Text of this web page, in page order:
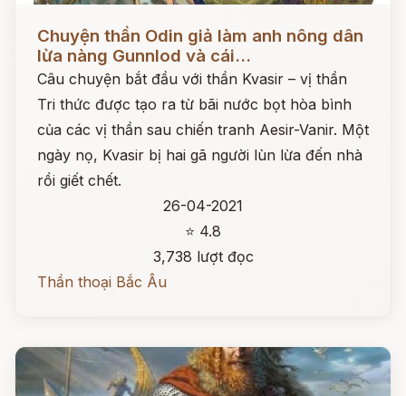
Chuyện thần Odin giả làm anh nông dân
lừa nàng Gunnlod và cái...
Câu chuyện bắt đầu với thần Kvasir – vị thần
Tri thức được tạo ra từ bãi nước bọt hòa bình
của các vị thần sau chiến tranh Aesir-Vanir. Một
ngày nọ, Kvasir bị hai gã người lùn lừa đến nhà
rồi giết chết.
26-04-2021
⭐ 4.8
3,738 lượt đọc
Thần thoại Bắc Âu